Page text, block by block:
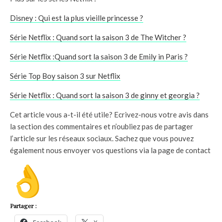
Disney : Qui est la plus vieille princesse ?
Série Netflix : Quand sort la saison 3 de The Witcher ?
Série Netflix :Quand sort la saison 3 de Emily in Paris ?
Série Top Boy saison 3 sur Netflix
Série Netflix : Quand sort la saison 3 de ginny et georgia ?
Cet article vous a-t-il été utile? Ecrivez-nous votre avis dans
la section des commentaires et n’oubliez pas de partager
l’article sur les réseaux sociaux. Sachez que vous pouvez
également nous envoyer vos questions via la page de contact
Partager :